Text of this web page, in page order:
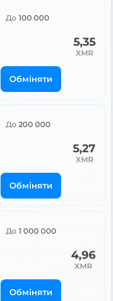
До 100 000
5,35
XMR
Обміняти
До 200 000
5,27
XMR
Обміняти
До 1 000 000
4,96
XMR
Обміняти